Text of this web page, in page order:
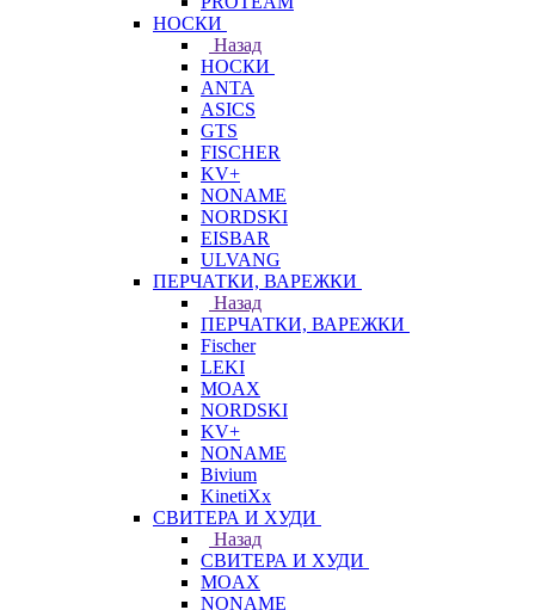
НОСКИ
Назад
НОСКИ
ANTA
ASICS
GTS
FISCHER
KV+
NONAME
NORDSKI
EISBAR
ULVANG
ПЕРЧАТКИ, ВАРЕЖКИ
Назад
ПЕРЧАТКИ, ВАРЕЖКИ
Fischer
LEKI
MOAX
NORDSKI
KV+
NONAME
Bivium
KinetiXx
СВИТЕРА И ХУДИ
Назад
СВИТЕРА И ХУДИ
MOAX
NONAME